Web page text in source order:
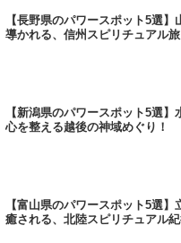
【長野県のパワースポット5選
導かれる、信州スピリチュアル旅
【新潟県のパワースポット5選】
心を整える越後の神域めぐり！
【富山県のパワースポット5選
癒される、北陸スピリチュアル紀